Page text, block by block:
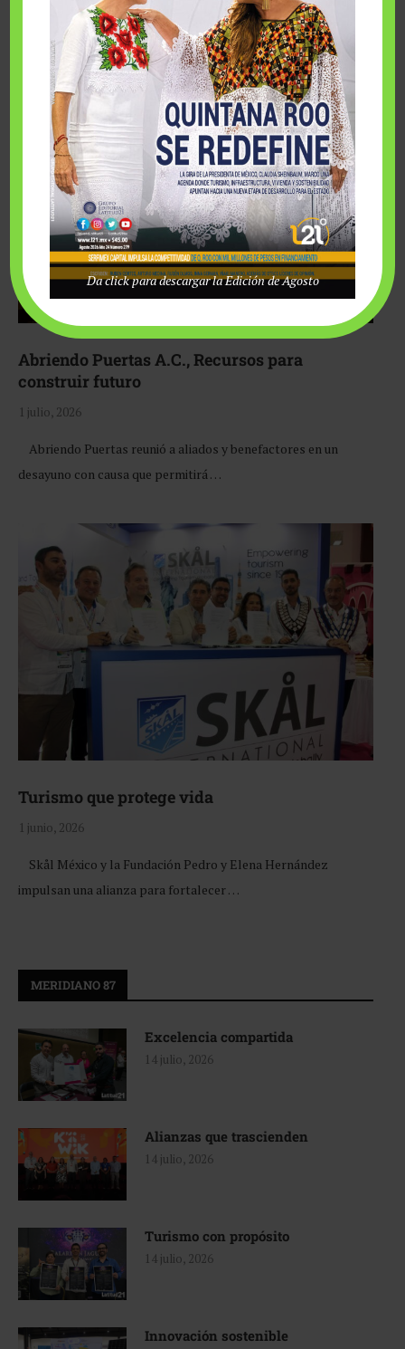
Fairmont Mayakoba y Make-A-Wish México unieron
esfuerzos para hacer realidad el deseo de una …
Abriendo Puertas A.C., Recursos para
construir futuro
1 julio, 2026
Abriendo Puertas reunió a aliados y benefactores en un
desayuno con causa que permitirá …
Turismo que protege vida
1 junio, 2026
Skål México y la Fundación Pedro y Elena Hernández
impulsan una alianza para fortalecer …
MERIDIANO 87
Excelencia compartida
14 julio, 2026
Alianzas que trascienden
14 julio, 2026
Turismo con propósito
14 julio, 2026
Innovación sostenible
Da click para descargar la Edición de Agosto